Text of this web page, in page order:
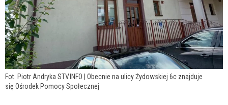
Fot. Piotr Andryka STV.INFO | Obecnie na ulicy Żydowskiej 6c znajduje
się Ośrodek Pomocy Społecznej